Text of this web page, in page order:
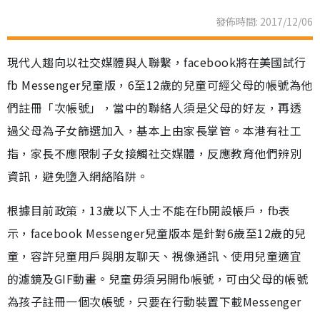
發佈時間: 2017/12/06
現代人趨向以社交媒體與人聯繫，facebook將在美國試行
fb Messenger兒童版，6至12歲的兒童可經父母的帳號為他
們註冊「次帳號」，當中的聯絡人須是父母的好友，再透
過父母為子女篩選加入，基本上由家長掌管。本港有社工
指，家長不應限制子女接觸社交媒體，反應教育他們辨別
資訊，避免墮入網絡陷阱。
根據目前政策，13歲以下人士不能在fb開設帳戶，fb表
示，facebook Messenger兒童版本是針對6歲至12歲的兒
童，容許兒童用戶與朋友聊天、視像通訊、使用兒童適宜
的濾鏡及GIF動畫。兒童毋須另開fb帳號，可由父母的帳號
為孩子註冊一個次帳號，只要在行動裝置下載Messenger